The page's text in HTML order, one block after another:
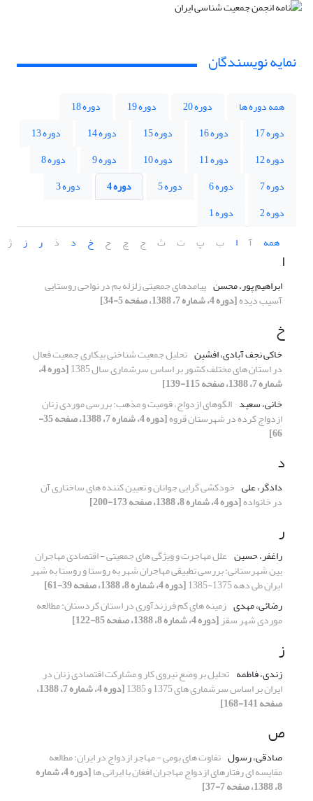
نمایه نویسندگان
همه دوره ها دوره 20 دوره 19
دوره 18
دوره 17
دوره 16 دوره 15 دوره 14
دوره 13
دوره 12
دوره 11 دوره 10 دوره 9
دوره 8
دوره 7
دوره 6 دوره 5 دوره 4
دوره 3
دوره 2
دوره 1
همه
آ ا ب پ ت ث ج چ ح خ د ذ ر ز ژ
ا
ابراهیم پور، محسن پیامدهای جمعیتی زلزله بم در نواحی روستایی
آسیب دیده[دوره 4، شماره 7، 1388، صفحه 5-34]
خ
خاکی نجف آبادی، افشین تحلیل جمعیت شناختی بیکاری جمعیت فعال
در استان های مختلف کشور بر اساس سرشماری سال 1385 [دوره 4،
شماره 7، 1388، صفحه 115-139]
خانی، سعید الگوهای ازدواج، قومیت و مذهب: بررسی موردی زنان
ازدواج کرده در شهرستان قروه [دوره 4، شماره 7، 1388، صفحه 35-
66]
د
دادگر، علی خودکشی گرایی جوانان و تعیین کننده های ساختاری آن
در خانواده[دوره 4، شماره 8، 1388، صفحه 173-200]
ر
راغفر، حسین علل مهاجرت و ویژگی های جمعیتی - اقتصادی مهاجران
بین شهرستانی: بررسی تطبیقی مهاجران شهر به روستا و روستا به شهر
ایران طی دهه 1375-1385
[دوره 4، شماره 8، 1388، صفحه 39-61]
رضائی، مهدی زمینه های کم فرزندآوری در استان کردستان: مطالعه
موردی شهر سقز[دوره 4، شماره 8، 1388، صفحه 85-122]
ز
زندی، فاطمه تحلیل بر وضع نیروی کار و مشارکت اقتصادی زنان در
ایران بر اساس سرشماری های 1375 و 1385 [دوره 4، شماره 7، 1388،
صفحه 141-168]
ص
صادقی، رسول تفاوت های بومی - مهاجر ازدواج در ایران: مطالعه
مقایسه ای رفتارهای ازدواج مهاجران افغان با ایرانی ها [دوره 4، شماره
8، 1388، صفحه 7-37]